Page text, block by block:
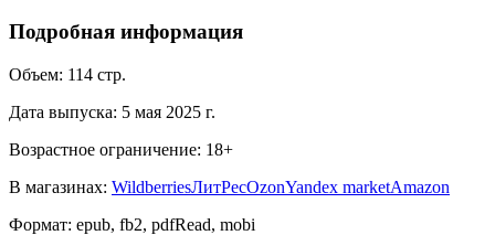
Подробная информация
Объем: 114 стр.
Дата выпуска: 5 мая 2025 г.
Возрастное ограничение: 18+
В магазинах: WildberriesЛитРесOzonYandex marketAmazon
Формат: epub, fb2, pdfRead, mobi